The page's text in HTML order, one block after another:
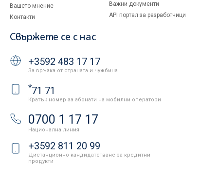
Вашето мнение
Контакти
Важни документи
API портал за разработчици
Свържете се с нас
+3592 483 17 17
За връзка от страната и чужбина
*71 71
Кратък номер за абонати на мобилни оператори
0700 1 17 17
Национална линия
+3592 811 20 99
Дистанционно кандидатстване за кредитни
продукти